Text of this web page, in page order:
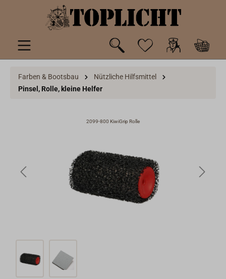
springen
Farben & Bootsbau
Nützliche Hilfsmittel
Pinsel, Rolle, kleine Helfer
2099-800 KiwiGrip Rolle